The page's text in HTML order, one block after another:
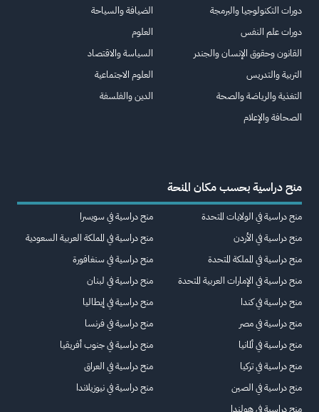
دورات التكنولوجيا والبرمجة
دورات علم النفس
القانون وحقوق الإنسان والجندر
التربية والتدريس
التغذية والرياضة والصحة
الصحافة والإعلام
الضيافة والسياحة
العلوم
السياسة والاقتصاد
العلوم الاجتماعية
الدين والفلسفة
منح دراسية بحسب مكان المنحة
منح دراسية في الولايات المتحدة
منح دراسية في الأردن
منح دراسية في المملكة المتحدة
منح دراسية في الإمارات العربية المتحدة
منح دراسية في كندا
منح دراسية في مصر
منح دراسية في ألمانيا
منح دراسية في تركيا
منح دراسية في الصين
منح دراسية في هولندا
منح دراسية في سويسرا
منح دراسية في المملكة العربية السعودية
منح دراسية في سنغافورة
منح دراسية في لبنان
منح دراسية في إيطاليا
منح دراسية في فرنسا
منح دراسية في جنوب أفريقيا
منح دراسية في العراق
منح دراسية في نيوزيلاندا